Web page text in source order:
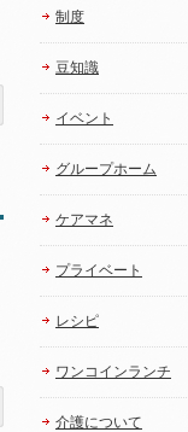
制度
豆知識
イベント
グループホーム
ケアマネ
プライベート
レシピ
ワンコインランチ
介護について